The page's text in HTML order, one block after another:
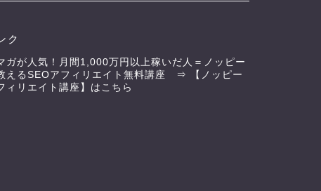
ク
ガが人気！月間1,000万円以上稼いだ人＝ノッピー
えるSEOアフィリエイト無料講座 ⇒
【ノッピー
ィリエイト講座】はこちら